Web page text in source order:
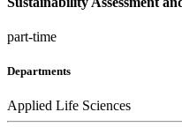
part-time
Departments
Applied Life Sciences